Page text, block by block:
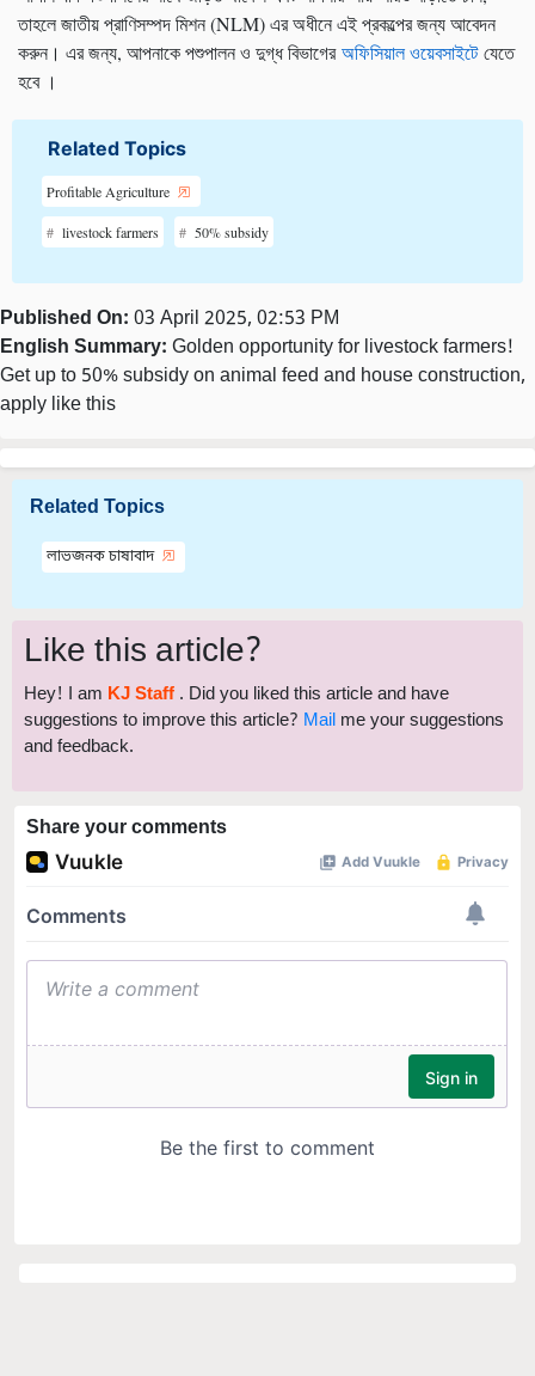
তাহলে জাতীয় প্রাণিসম্পদ মিশন (NLM) এর অধীনে এই প্রকল্পের জন্য আবেদন
করুন। এর জন্য, আপনাকে পশুপালন ও দুগ্ধ বিভাগেরঅফিসিয়াল ওয়েবসাইটেযেতে
হবে ।
Related Topics
Profitable Agriculture
livestock farmers 50% subsidy
Published On: 03 April 2025, 02:53 PM
English Summary: Golden opportunity for livestock farmers!
Get up to 50% subsidy on animal feed and house construction,
apply like this
Related Topics
লাভজনক চাষাবাদ
Like this article?
Hey! I am KJ Staff . Did you liked this article and have
suggestions to improve this article? Mail me your suggestions
and feedback.
Share your comments